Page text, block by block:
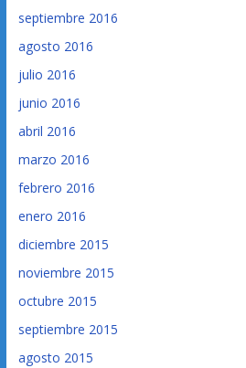
septiembre 2016
agosto 2016
julio 2016
junio 2016
abril 2016
marzo 2016
febrero 2016
enero 2016
diciembre 2015
noviembre 2015
octubre 2015
septiembre 2015
agosto 2015